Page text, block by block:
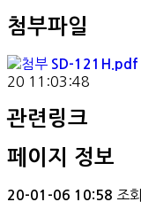
첨부파일
SD-121H.pdf
20 11:03:48
관련링크
페이지 정보
20-01-06 10:58 조회